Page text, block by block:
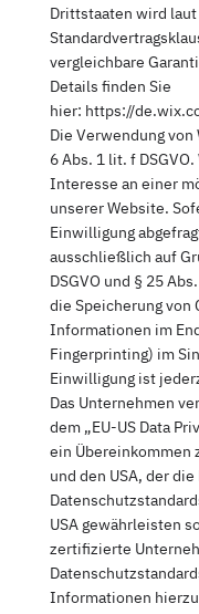
Drittstaaten wird
vergleichbare
Details finden Sie
hier: https://
Die Verwendung
6 Abs. 1 lit. f
Interesse an einer
unserer Website.
Einwilligung
ausschließlich auf
DSGVO und § 25
die Speicherung von
Informationen im
Fingerprinting) im
Einwilligung ist
Das Unternehmen
dem „EU-US Data
ein Übereinkommen
und den USA, der
USA gewährleisten
zertifizierte
Informationen